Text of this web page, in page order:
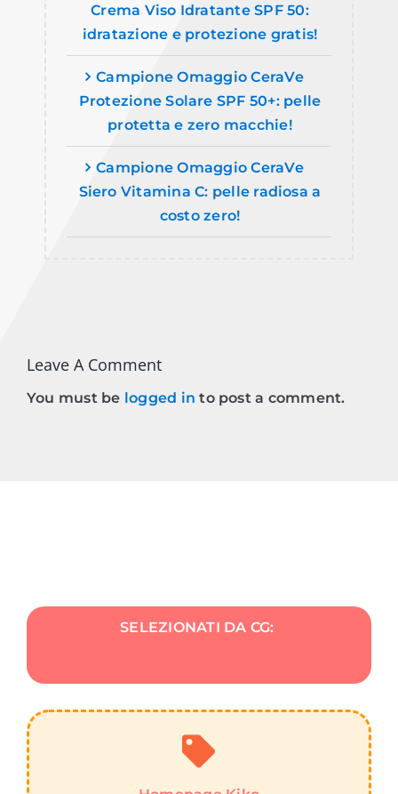
Crema Viso Idratante SPF 50:
idratazione e protezione gratis!
Campione Omaggio CeraVe
Protezione Solare SPF 50+: pelle
protetta e zero macchie!
Campione Omaggio CeraVe
Siero Vitamina C: pelle radiosa a
costo zero!
Leave A Comment
You must be logged in to post a comment.
SELEZIONATI DA CG: